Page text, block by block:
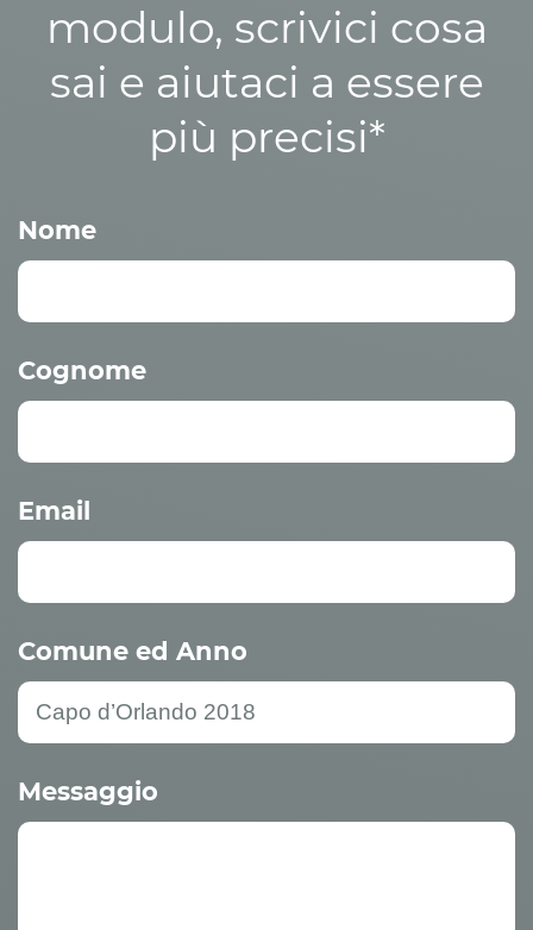
modulo, scrivici cosa
sai e aiutaci a essere
più precisi*
Nome
Cognome
Email
Comune ed Anno
Messaggio